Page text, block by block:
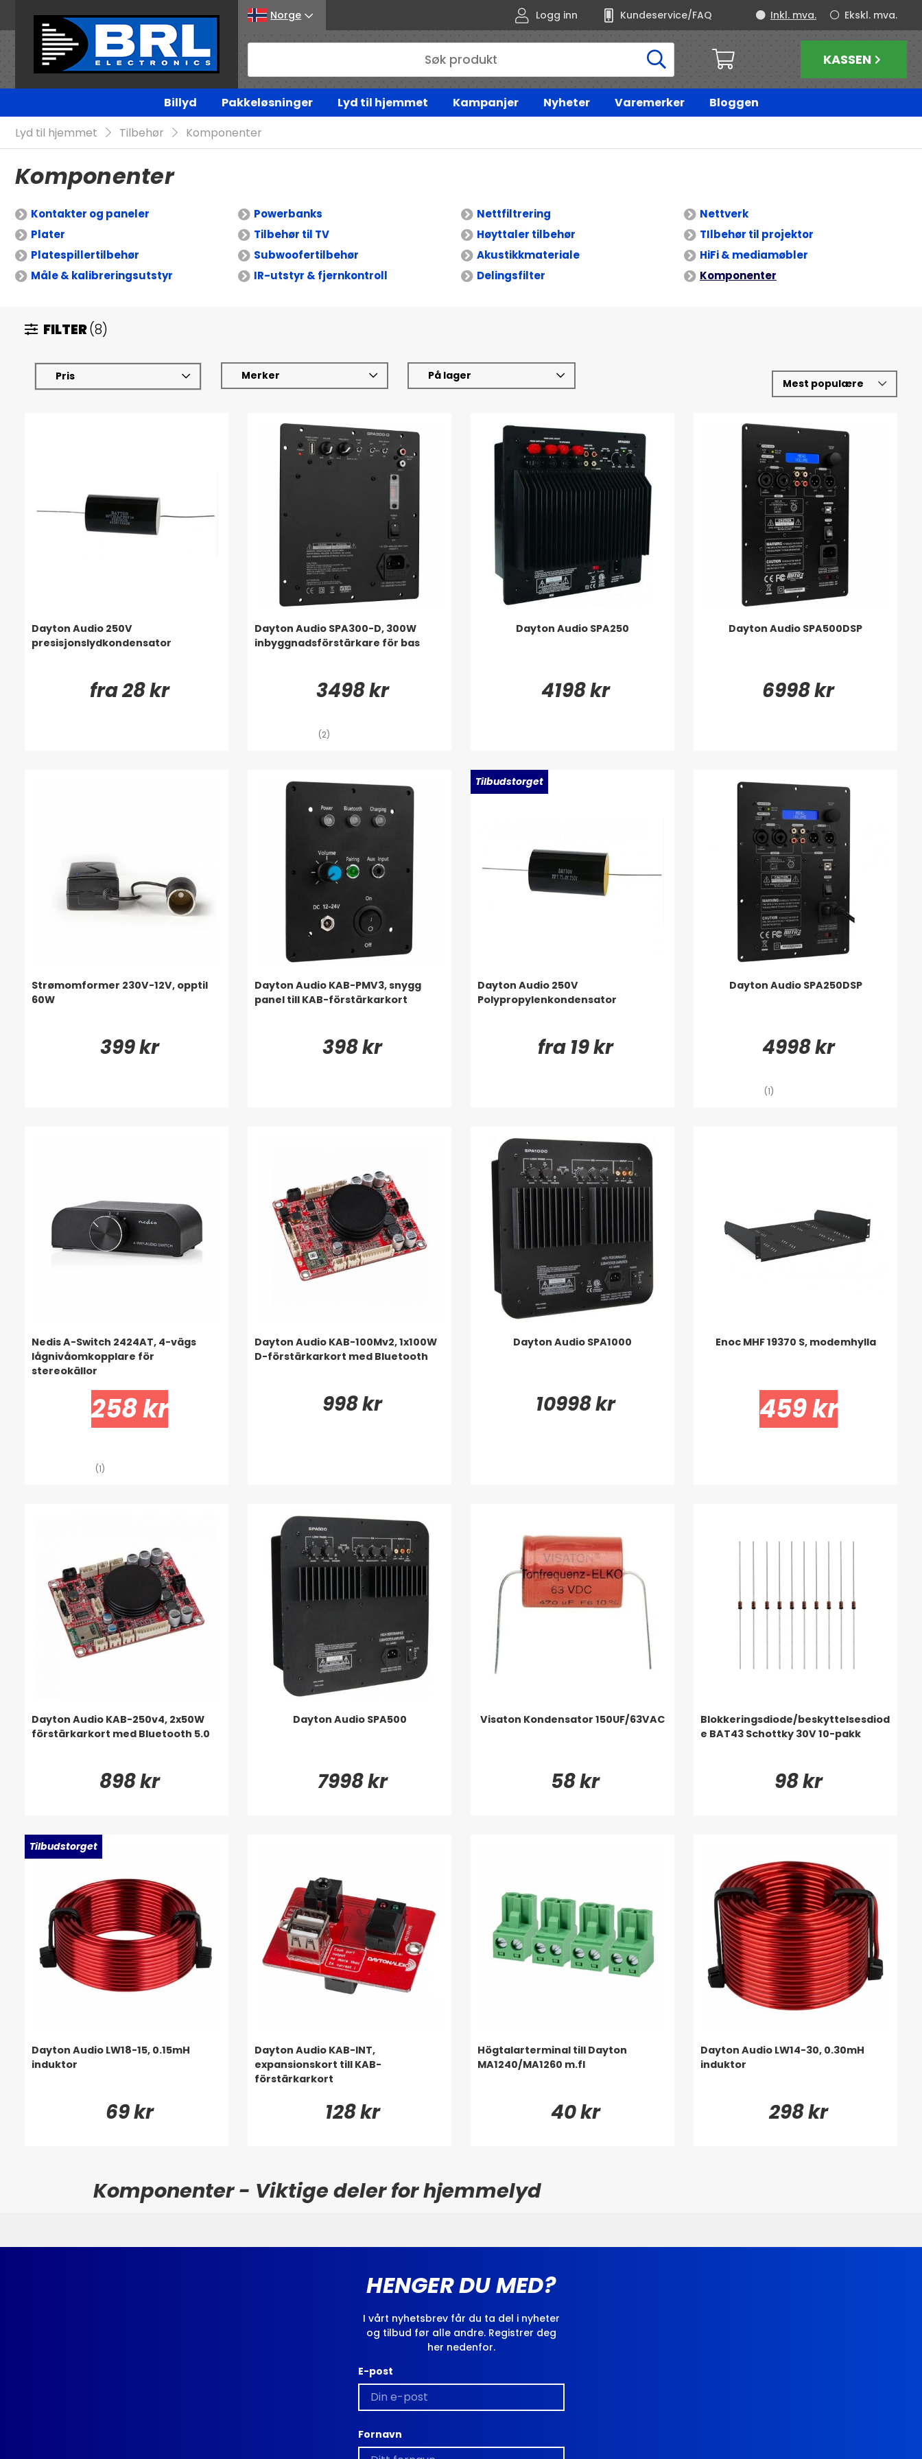
Norge Logg inn Kundeservice/FAQ Ekskl. mva.
Inkl. mva.
KASSEN
Billyd Pakkeløsninger Lyd til hjemmet Kampanjer Nyheter Varemerker
Bloggen
Lyd til hjemmet
Tilbehør Komponenter
Komponenter
Kontakter og paneler Powerbanks Nettfiltrering
Nettverk
Plater
Tilbehør til TV Høyttaler tilbehør
TIlbehør til projektor
Platespillertilbehør
Subwoofertilbehør Akustikkmateriale
HiFi & mediamøbler
Måle & kalibreringsutstyr
IR-utstyr & fjernkontroll Delingsfilter Komponenter
FILTER(8)
Pris Merker På lager
Dayton Audio 250V
presisjonslydkondensator
fra 28 kr
Dayton Audio SPA300-D, 300W
inbyggnadsförstärkare för bas
3498 kr
(2)
Dayton Audio SPA250
4198 kr
Dayton Audio SPA500DSP
6998 kr
Strømomformer 230V-12V, opptil
60W
399 kr
Dayton Audio KAB-PMV3, snygg
panel till KAB-förstärkarkort
398 kr
Tilbudstorget
Dayton Audio 250V
Polypropylenkondensator
fra 19 kr
Dayton Audio SPA250DSP
4998 kr
(1)
Nedis A-Switch 2424AT, 4-vägs
lågnivåomkopplare för
stereokällor
258 kr
(1)
Dayton Audio KAB-100Mv2, 1x100W
D-förstärkarkort med Bluetooth
998 kr
Dayton Audio SPA1000
10998 kr
Enoc MHF 19370 S, modemhylla
459 kr
Dayton Audio KAB-250v4, 2x50W
förstärkarkort med Bluetooth 5.0
898 kr
Dayton Audio SPA500
7998 kr
Visaton Kondensator 150UF/63VAC
58 kr
Blokkeringsdiode/beskyttelsesdiod
e BAT43 Schottky 30V 10-pakk
98 kr
Tilbudstorget
Dayton Audio LW18-15, 0.15mH
induktor
69 kr
Dayton Audio KAB-INT,
expansionskort till KAB-
förstärkarkort
128 kr
Högtalarterminal till Dayton
MA1240/MA1260 m.fl
40 kr
Dayton Audio LW14-30, 0.30mH
induktor
298 kr
Komponenter - Viktige deler for hjemmelyd
HENGER DU MED?
I vårt nyhetsbrev får du ta del i nyheter
og tilbud før alle andre. Registrer deg
her nedenfor.
E-post
Fornavn